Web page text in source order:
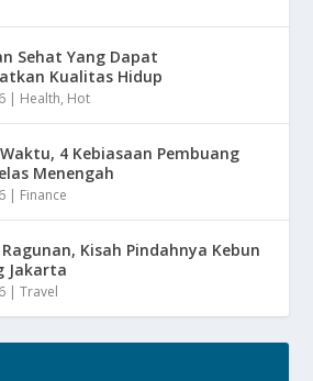
Sehat Yang Dapat
Kualitas Hidup
| Health, Hot
4 Kebiasaan Pembuang
Menengah
| Finance
Kisah Pindahnya Kebun
Jakarta
|Travel